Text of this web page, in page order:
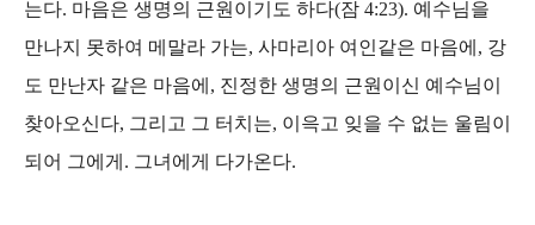
는다. 마음은 생명의 근원이기도 하다(잠 4:23). 예수님을
만나지 못하여 메말라 가는, 사마리아 여인같은 마음에, 강
도 만난자 같은 마음에, 진정한 생명의 근원이신 예수님이
찾아오신다, 그리고 그 터치는, 이윽고 잊을 수 없는 울림이
되어 그에게. 그녀에게 다가온다.